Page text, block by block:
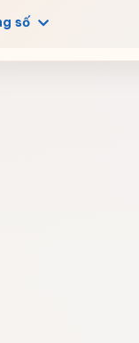
số